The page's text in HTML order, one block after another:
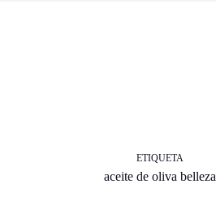
ETIQUETA
aceite de oliva belleza